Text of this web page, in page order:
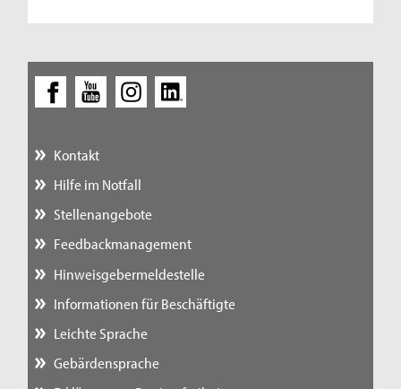
Kontakt
Hilfe im Notfall
Stellenangebote
Feedbackmanagement
Hinweisgebermeldestelle
Informationen für Beschäftigte
Leichte Sprache
Gebärdensprache